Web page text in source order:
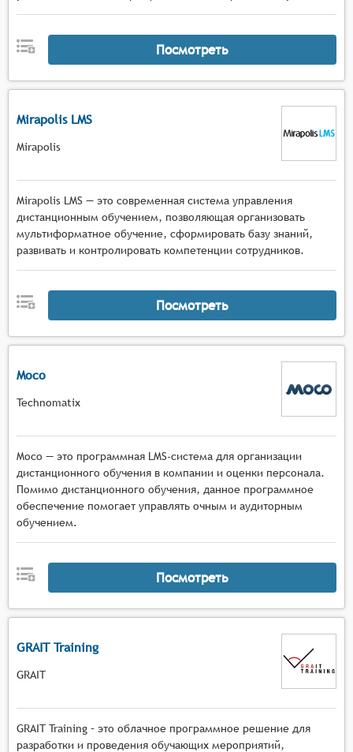
Посмотреть
Mirapolis LMS
Mirapolis
Mirapolis LMS — это современная система управления
дистанционным обучением, позволяющая организовать
мультиформатное обучение, сформировать базу знаний,
развивать и контролировать компетенции сотрудников.
Посмотреть
Moco
Technomatix
Moco — это программная LMS-система для организации
дистанционного обучения в компании и оценки персонала.
Помимо дистанционного обучения, данное программное
обеспечение помогает управлять очным и аудиторным
обучением.
Посмотреть
GRAIT Training
GRAIT
GRAIT Training – это облачное программное решение для
разработки и проведения обучающих мероприятий,